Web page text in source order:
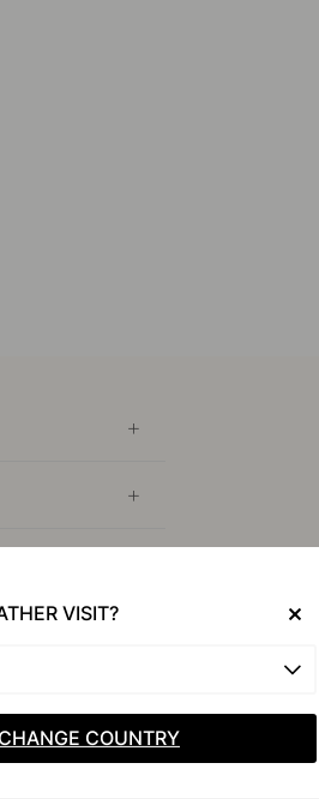
VISIT?
CHANGE COUNTRY